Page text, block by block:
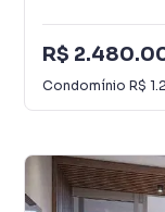
R$
Condomínio R$